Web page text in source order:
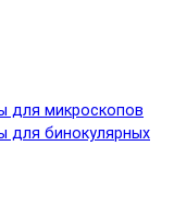
для микроскопов
для бинокулярных